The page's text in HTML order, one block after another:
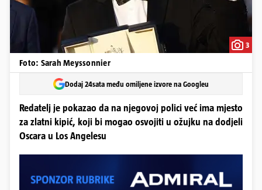
3
Foto: Sarah Meyssonnier
Dodaj 24sata među omiljene izvore na Googleu
Redatelj je pokazao da na njegovoj polici već ima mjesto
za zlatni kipić, koji bi mogao osvojiti u ožujku na dodjeli
Oscara u Los Angelesu